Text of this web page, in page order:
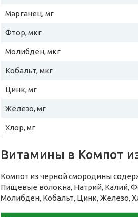
Марганец, мг
Фтор, мкг
Молибден, мкг
Кобальт, мкг
Цинк, мг
Железо, мг
Хлор, мг
Витамины в Компот
Компот из черной смородины
Пищевые волокна, Натрий, Калий,
Молибден, Кобальт, Цинк, Железо,